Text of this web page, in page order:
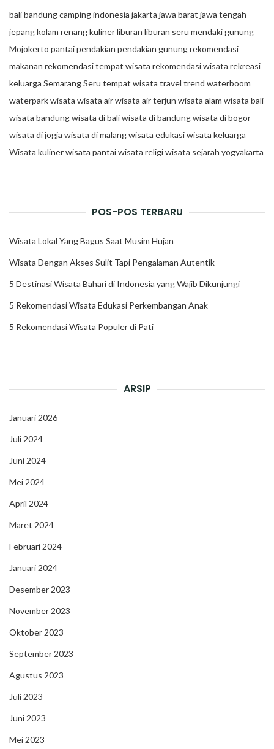
balibandungcampingindonesia jakarta jawa barat jawa tengah
jepangkolam renangkulinerliburan liburan seru mendaki gunung
Mojokerto pantaipendakian pendakian gunungrekomendasi
makanan rekomendasi tempat wisata rekomendasi wisata rekreasi
keluarga SemarangSeru tempat wisata travel trend waterboom
waterparkwisata wisata airwisata air terjun wisata alam wisata bali
wisata bandungwisata di baliwisata di bandungwisata di bogor
wisata di jogja wisata di malangwisata edukasiwisata keluarga
Wisata kulinerwisata pantaiwisata religiwisata sejarah yogyakarta
POS-POS TERBARU
Wisata Lokal Yang Bagus Saat Musim Hujan
Wisata Dengan Akses Sulit Tapi Pengalaman Autentik
5 Destinasi Wisata Bahari di Indonesia yang Wajib Dikunjungi
5 Rekomendasi Wisata Edukasi Perkembangan Anak
5 Rekomendasi Wisata Populer di Pati
ARSIP
Januari 2026
Juli 2024
Juni 2024
Mei 2024
April 2024
Maret 2024
Februari 2024
Januari 2024
Desember 2023
November 2023
Oktober 2023
September 2023
Agustus 2023
Juli 2023
Juni 2023
Mei 2023